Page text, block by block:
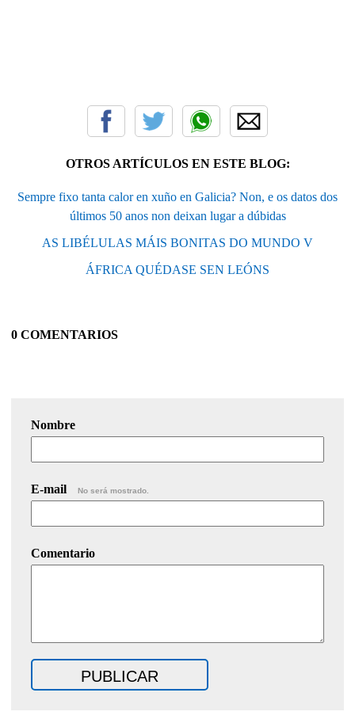
OTROS ARTÍCULOS EN ESTE BLOG:
Sempre fixo tanta calor en xuño en Galicia? Non, e os datos dos
últimos 50 anos non deixan lugar a dúbidas
AS LIBÉLULAS MÁIS BONITAS DO MUNDO V
ÁFRICA QUÉDASE SEN LEÓNS
0 COMENTARIOS
Nombre
E-mail No será mostrado.
Comentario